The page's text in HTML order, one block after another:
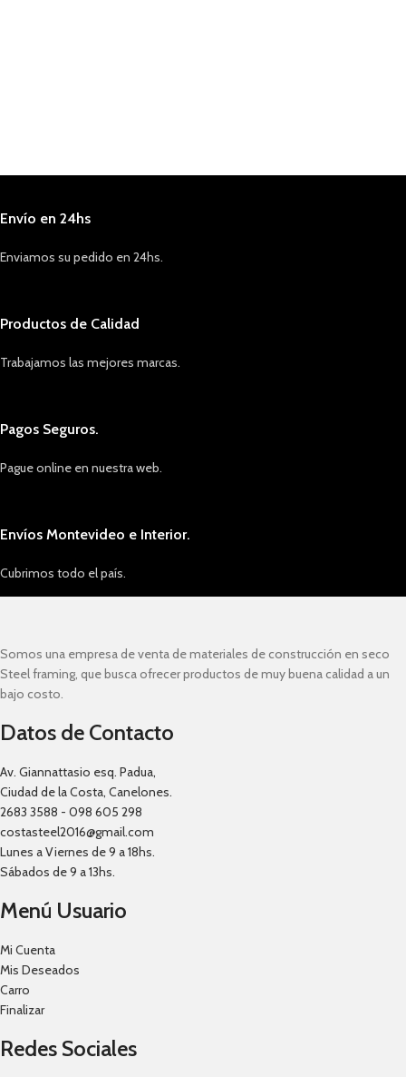
Envío en 24hs
Enviamos su pedido en 24hs.
Productos de Calidad
Trabajamos las mejores marcas.
Pagos Seguros.
Pague online en nuestra web.
Envíos Montevideo e Interior.
Cubrimos todo el país.
Somos una empresa de venta de materiales de construcción en seco
Steel framing, que busca ofrecer productos de muy buena calidad a un
bajo costo.
Datos de Contacto
Av. Giannattasio esq. Padua,
Ciudad de la Costa, Canelones.
2683 3588 - 098 605 298
costasteel2016@gmail.com
Lunes a Viernes de 9 a 18hs.
Sábados de 9 a 13hs.
Menú Usuario
Mi Cuenta
Mis Deseados
Carro
Finalizar
Redes Sociales